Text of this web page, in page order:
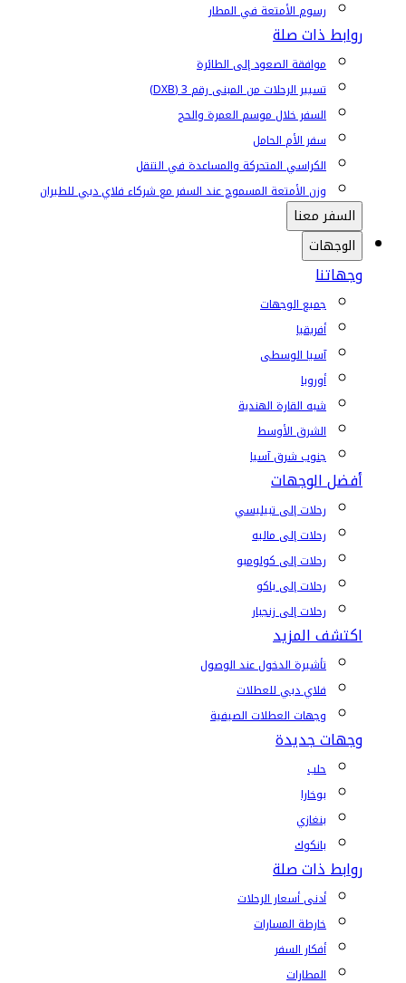
رسوم الأمتعة في المطار
روابط ذات صلة
موافقة الصعود إلى الطائرة
تسيير الرحلات من المبنى رقم 3 (DXB)
السفر خلال موسم العمرة والحج
سفر الأم الحامل
الكراسي المتحركة والمساعدة في التنقل
وزن الأمتعة المسموح عند السفر مع شركاء فلاي دبي للطيران
السفر معنا
الوجهات
وجهاتنا
جميع الوجهات
أفريقيا
آسيا الوسطى
أوروبا
شبه القارة الهندية
الشرق الأوسط
جنوب شرق آسيا
أفضل الوجهات
رحلات إلى تبيليسي
رحلات إلى ماليه
رحلات إلى كولومبو
رحلات إلى باكو
رحلات إلى زنجبار
اكتشف المزيد
تأشيرة الدخول عند الوصول
فلاي دبي للعطلات
وجهات العطلات الصيفية
وجهات جديدة
حلب
بوخارا
بنغازي
بانكوك
روابط ذات صلة
أدنى أسعار الرحلات
خارطة المسارات
أفكار السفر
المطارات